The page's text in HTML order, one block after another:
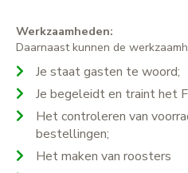
Werkzaamheden:
Daarnaast kunnen de
Je staat gasten te woord;
Je begeleidt en traint het
Het controleren van
bestellingen;
Het maken van roosters